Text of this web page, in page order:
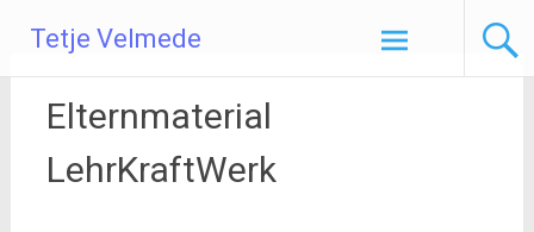
Inhalt
springen
Tetje Velmede
Elternmaterial
LehrKraftWerk